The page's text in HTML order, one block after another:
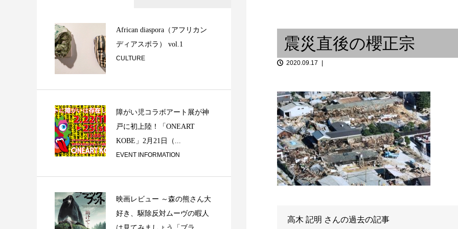
飲みで、私と。その4
台しかない楽器のご紹介 ...
レコードジ
音談るつぼ #5「Crenshaw」の
AKIさんと。
UK JAZZ DANCEの成り立ち
山下達郎「
ター
震災直後の櫻正宗
2020.09.17
高木 記明 さんの過去の記事
African diaspora（アフリカン
ディアスポラ） vol.1
CULTURE
障がい児コラボアート展が神
戸に初上陸！「ONEART
KOBE」2月21日（...
EVENT INFORMATION
映画レビュー ～森の熊さん大
好き、駆除反対ムーヴの暇人